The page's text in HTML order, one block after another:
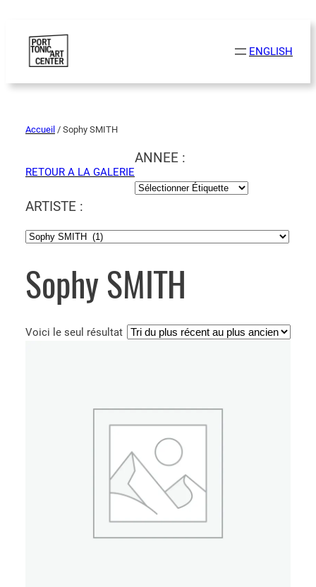
ENGLISH
Accueil / Sophy SMITH
RETOUR A LA GALERIE
ANNEE :
ARTISTE :
Sophy SMITH
Voici le seul résultat